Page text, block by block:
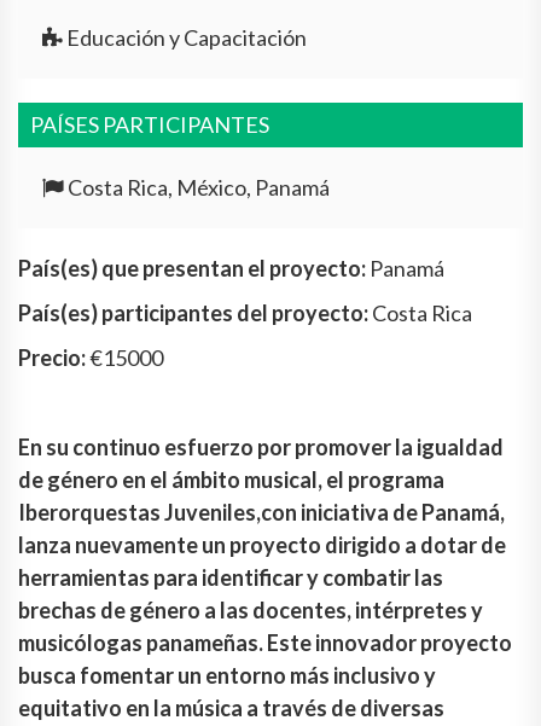
Educación y Capacitación
PAÍSES PARTICIPANTES
Costa Rica, México, Panamá
País(es) que presentan el proyecto: Panamá
País(es) participantes del proyecto:Costa Rica
Precio:€15000
En su continuo esfuerzo por promover la igualdad
de género en el ámbito musical, el programa
Iberorquestas Juveniles,con iniciativa de Panamá,
lanza nuevamente un proyecto dirigido a dotar de
herramientas para identificar y combatir las
brechas de género a las docentes, intérpretes y
musicólogas panameñas. Este innovador proyecto
busca fomentar un entorno más inclusivo y
equitativo en la música a través de diversas